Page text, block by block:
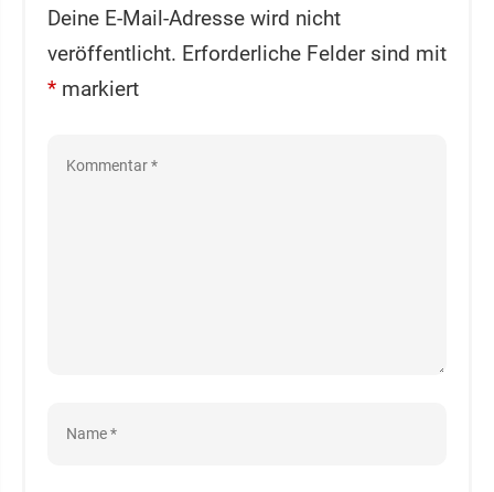
Deine E-Mail-Adresse wird nicht
veröffentlicht. Erforderliche Felder sind mit
* markiert